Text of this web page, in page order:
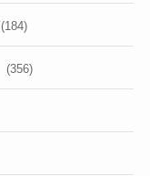
(184)
(356)